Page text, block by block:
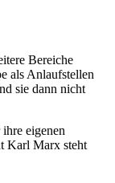
Bereiche
als Anlaufstellen
sie dann nicht
eigenen
Karl Marx steht